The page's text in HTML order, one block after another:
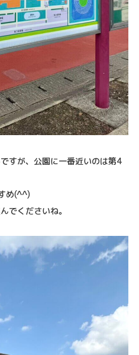
すが、公園に一番近いのは第4
め(^^)
でくださいね。